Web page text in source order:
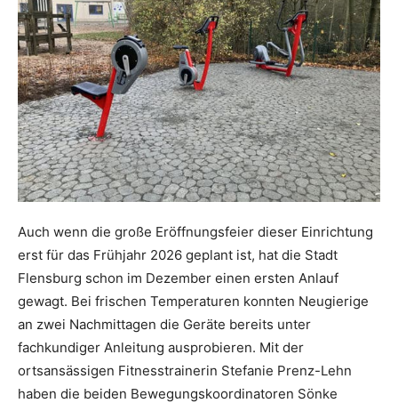
Auch wenn die große Eröffnungsfeier dieser Einrichtung
erst für das Frühjahr 2026 geplant ist, hat die Stadt
Flensburg schon im Dezember einen ersten Anlauf
gewagt. Bei frischen Temperaturen konnten Neugierige
an zwei Nachmittagen die Geräte bereits unter
fachkundiger Anleitung ausprobieren. Mit der
ortsansässigen Fitnesstrainerin Stefanie Prenz-Lehn
haben die beiden Bewegungskoordinatoren Sönke